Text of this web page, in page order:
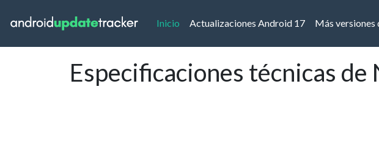
Inicio (current)
Actualizaciones Android 17 Más versiones
Especificaciones técnicas de